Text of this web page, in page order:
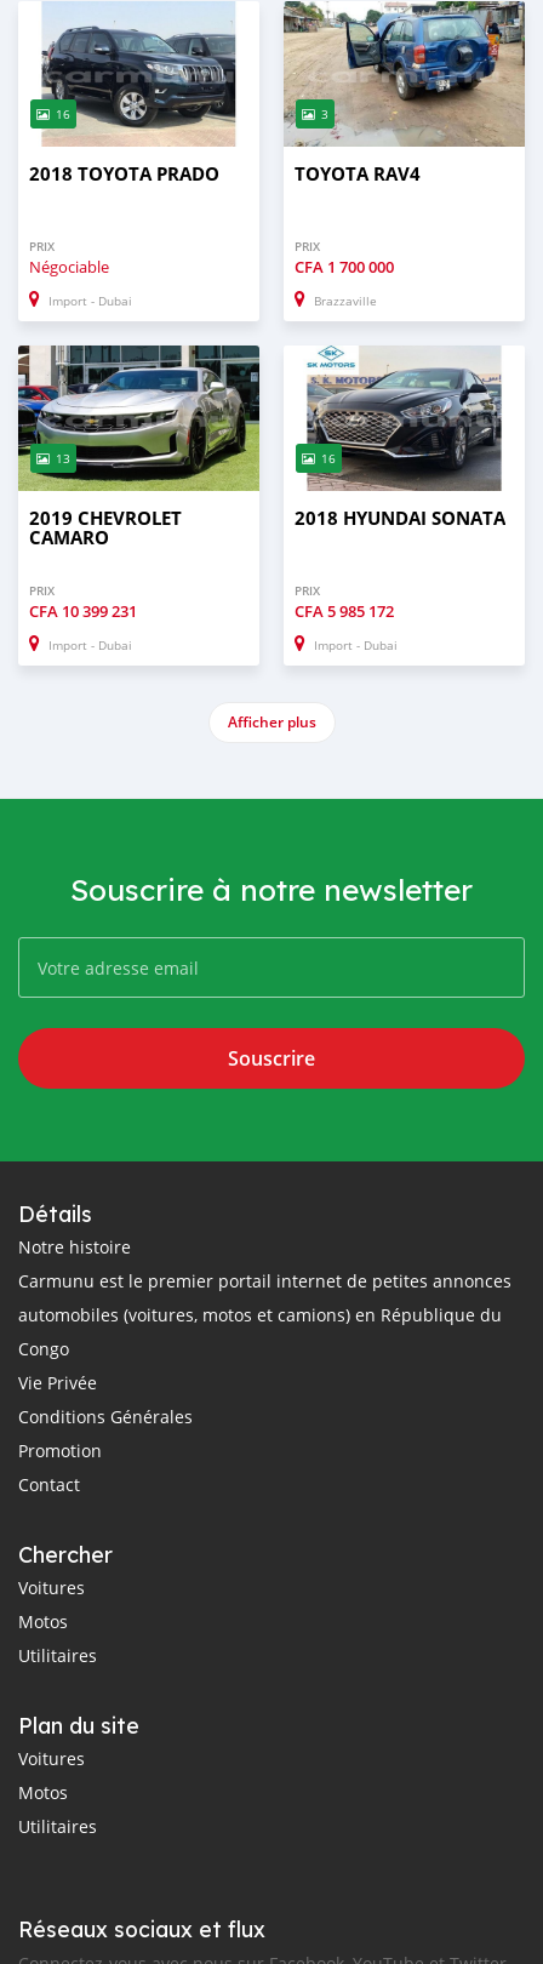
16
2018 TOYOTA PRADO
PRIX
Négociable
Import - Dubai
3
TOYOTA RAV4
PRIX
CFA 1 700 000
Brazzaville
13
2019 CHEVROLET
CAMARO
PRIX
CFA 10 399 231
Import - Dubai
16
2018 HYUNDAI SONATA
PRIX
CFA5 985 172
Import - Dubai
Afficher plus
Souscrire à notre newsletter
Souscrire
Détails
Notre histoire
Carmunu est le premier portail internet de petites annonces
automobiles (voitures, motos et camions) en République du
Congo
Vie Privée
Conditions Générales
Promotion
Contact
Chercher
Voitures
Motos
Utilitaires
Plan du site
Voitures
Motos
Utilitaires
Réseaux sociaux et flux